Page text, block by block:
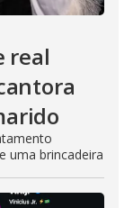
real
uma brincadeira